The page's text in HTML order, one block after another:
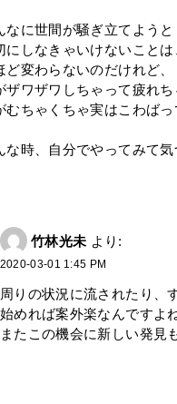
なに世間が騒ぎ立てようと
にしなきゃいけないことは
ど変わらないのだけれど、
ザワザワしちゃって疲れ
むちゃくちゃ実はこわば
な時、自分でやってみて
竹林光未 より:
2020-03-01 1:45 PM
周りの状況に流されたり、
始めれば案外楽なんですよ
またこの機会に新しい発見